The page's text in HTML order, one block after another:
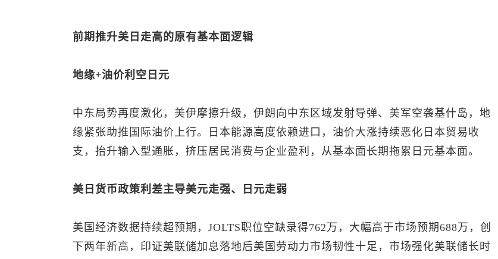
前期推升美日走高的原有基本面逻辑
地缘+油价利空日元
中东局势再度激化，美伊摩擦升级，伊朗向中东区域发射导弹、美军空袭基什岛，地
缘紧张助推国际油价上行。日本能源高度依赖进口，油价大涨持续恶化日本贸易收
支，抬升输入型通胀，挤压居民消费与企业盈利，从基本面长期拖累日元基本面。
美日货币政策利差主导美元走强、日元走弱
美国经济数据持续超预期，JOLTS职位空缺录得762万，大幅高于市场预期688万，创
下两年新高，印证美联储加息落地后美国劳动力市场韧性十足，市场强化美联储长时